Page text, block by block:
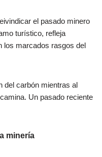
el pasado minero
turístico, refleja
los marcados rasgos del
del carbón mientras al
Un pasado reciente
minería